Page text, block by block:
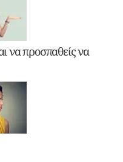
να προσπαθείς να